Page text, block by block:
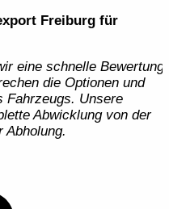
Freiburg für
eine schnelle Bewertung
die Optionen und
Fahrzeugs. Unsere
Abwicklung von der
Abholung.